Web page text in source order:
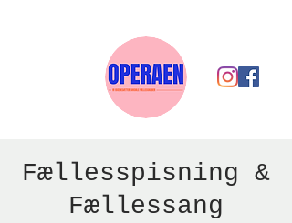
Fællesspisning &
Fællessang